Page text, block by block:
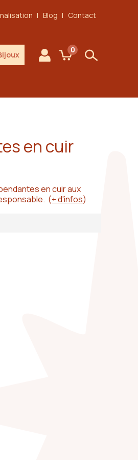
Blog Contact
Mon compte
0
Mon panierRechercher
en cuir
en cuir aux
(+ d'infos)